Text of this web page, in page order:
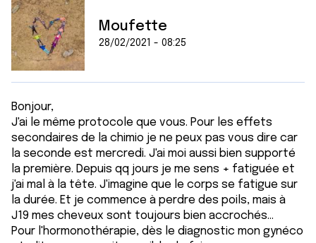
Moufette
28/02/2021 - 08:25
Bonjour,
J'ai le même protocole que vous. Pour les effets
secondaires de la chimio je ne peux pas vous dire car
la seconde est mercredi. J'ai moi aussi bien supporté
la première. Depuis qq jours je me sens + fatiguée et
j'ai mal à la tête. J'imagine que le corps se fatigue sur
la durée. Et je commence à perdre des poils, mais à
J19 mes cheveux sont toujours bien accrochés...
Pour l'hormonothérapie, dès le diagnostic mon gynéco